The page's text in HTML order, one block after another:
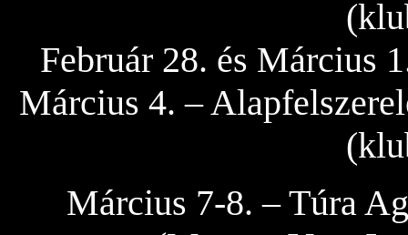
Február 28. és Március
Március 4. –
Március 7-8. – Túra